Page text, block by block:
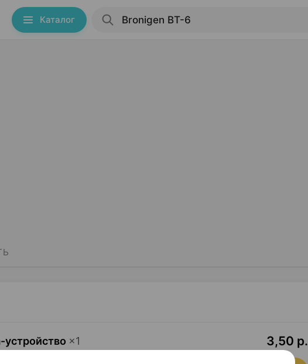
Каталог
устройство ×1
и костылей, Рехард
3,50 р.